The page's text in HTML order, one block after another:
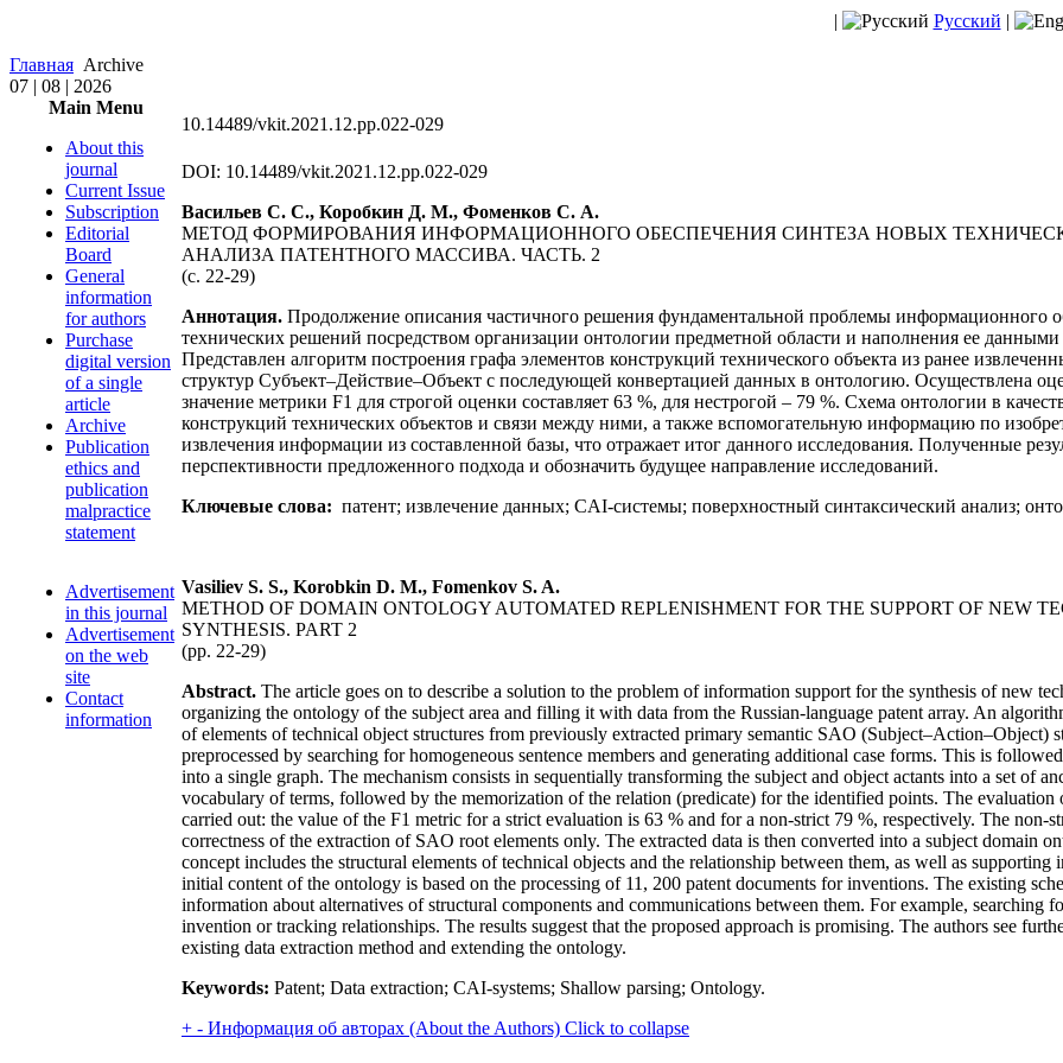
| Русский |
Главная Archive
07 | 08 | 2026
Main Menu
About this
journal
Current Issue
Subscription
Editorial
Board
General
information
for authors
Purchase
digital version
of a single
article
Archive
Publication
ethics and
publication
malpractice
statement
Advertisement
in this journal
Advertisement
on the web
site
Contact
information
10.14489/vkit.2021.12.pp.022-029
DOI: 10.14489/vkit.2021.12.pp.022-029
Васильев С. С., Коробкин Д. М., Фоменков С. А.
МЕТОД ФОРМИРОВАНИЯ ИНФОРМАЦИОННОГО ОБЕСПЕЧЕНИЯ СИНТЕЗА НОВЫХ
АНАЛИЗА ПАТЕНТНОГО МАССИВА. ЧАСТЬ. 2
(с. 22-29)
Аннотация. Продолжение описания частичного решения фундаментальной проблемы информационного
технических решений посредством организации онтологии предметной области и наполнения ее данными
Представлен алгоритм построения графа элементов конструкций технического объекта из ранее
структур Субъект–Действие–Объект с последующей конвертацией данных в онтологию. Осуществлена
значение метрики F1 для строгой оценки составляет 63 %, для нестрогой – 79 %. Схема онтологии в
конструкций технических объектов и связи между ними, а также вспомогательную информацию по
извлечения информации из составленной базы, что отражает итог данного исследования. Полученные
перспективности предложенного подхода и обозначить будущее направление исследований.
Ключевые слова: патент; извлечение данных; CAI-системы; поверхностный синтаксический анализ;
Vasiliev S. S., Korobkin D. M., Fomenkov S. A.
METHOD OF DOMAIN ONTOLOGY AUTOMATED REPLENISHMENT FOR THE SUPPORT OF NEW
SYNTHESIS. PART 2
(pp. 22-29)
Abstract. The article goes on to describe a solution to the problem of information support for the synthesis of new
organizing the ontology of the subject area and filling it with data from the Russian-language patent array. An
of elements of technical object structures from previously extracted primary semantic SAO (Subject–Action–Object)
preprocessed by searching for homogeneous sentence members and generating additional case forms. This is
into a single graph. The mechanism consists in sequentially transforming the subject and object actants into a set of
vocabulary of terms, followed by the memorization of the relation (predicate) for the identified points. The evaluation
carried out: the value of the F1 metric for a strict evaluation is 63 % and for a non-strict 79 %, respectively. The non-
correctness of the extraction of SAO root elements only. The extracted data is then converted into a subject domain
concept includes the structural elements of technical objects and the relationship between them, as well as
initial content of the ontology is based on the processing of 11, 200 patent documents for inventions. The existing
information about alternatives of structural components and communications between them. For example, searching
invention or tracking relationships. The results suggest that the proposed approach is promising. The authors see
existing data extraction method and extending the ontology.
Keywords: Patent; Data extraction; CAI-systems; Shallow parsing; Ontology.
+ - Информация об авторах (About the Authors) Click to collapse